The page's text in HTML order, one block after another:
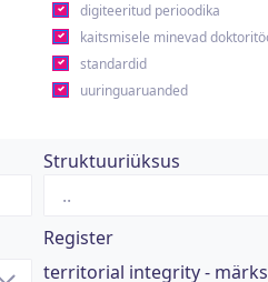
digiteeritud perioodika
kaitsmisele minevad
standardid
uuringuaruanded
Struktuuriüksus
Register
territorial integrity -